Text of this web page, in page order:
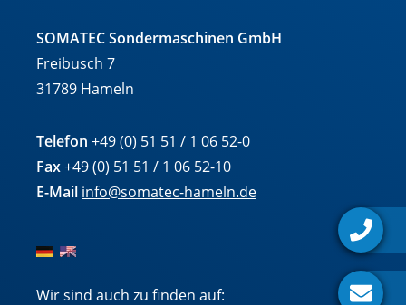
SOMATEC Sondermaschinen GmbH
Freibusch 7
31789 Hameln
Telefon +49 (0) 51 51 / 1 06 52-0
Fax+49 (0) 51 51 / 1 06 52-10
E-Mail info@somatec-hameln.de
Wir sind auch zu finden auf: